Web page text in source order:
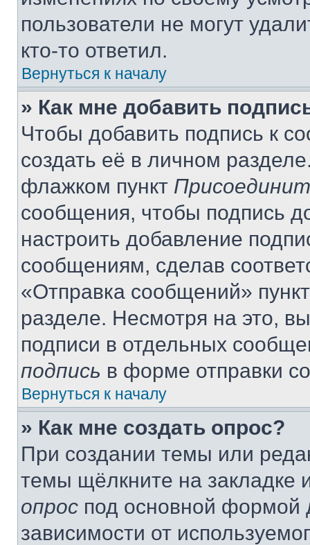
пользователи не могут
кто-то ответил.
Вернуться к началу
» Как мне добавить
Чтобы добавить подпись к
создать её в личном
флажком пункт
сообщения, чтобы подпись
настроить добавление
сообщениям, сделав
«Отправка сообщений»
разделе. Несмотря на это,
подписи в отдельных
подпись в форме отправки
Вернуться к началу
» Как мне создать опрос?
При создании темы или
темы щёлкните на
опрос под основной формой
зависимости от